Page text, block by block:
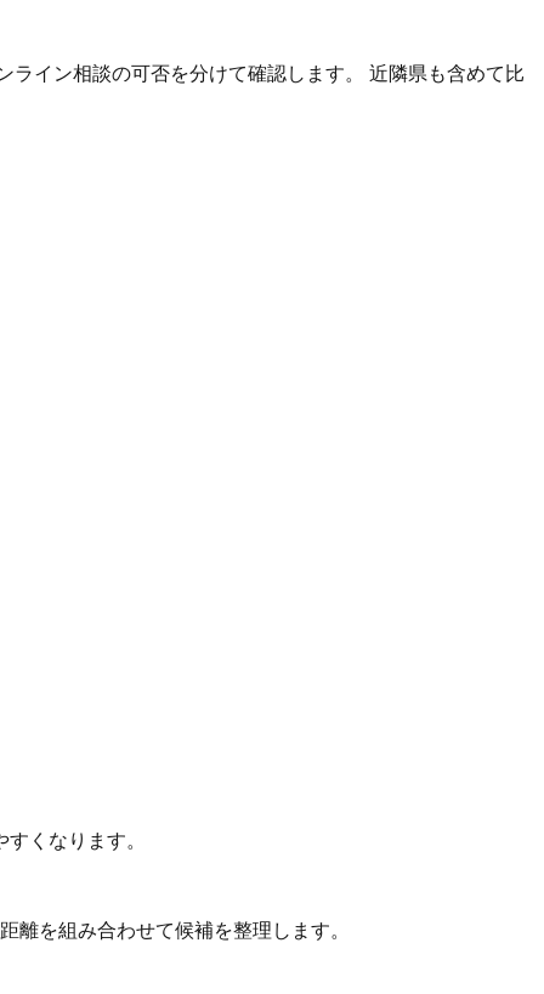
イン相談の可否を分けて確認します。 近隣県も含めて比
くなります。
離を組み合わせて候補を整理します。